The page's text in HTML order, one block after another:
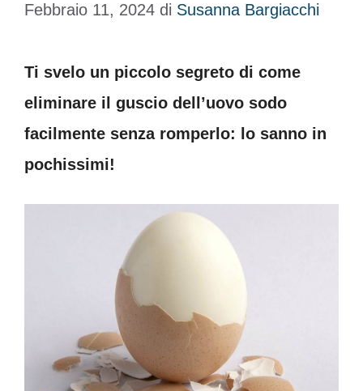
Febbraio 11, 2024 di Susanna Bargiacchi
Ti svelo un piccolo segreto di come
eliminare il guscio dell’uovo sodo
facilmente senza romperlo: lo sanno in
pochissimi!